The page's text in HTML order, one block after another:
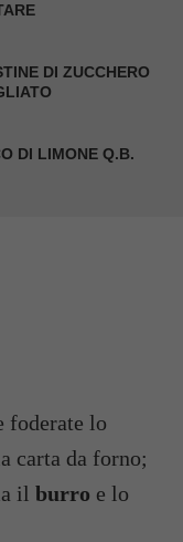
DI ZUCCHERO
DI LIMONE Q.B.
foderate lo
carta da forno;
il burro e lo